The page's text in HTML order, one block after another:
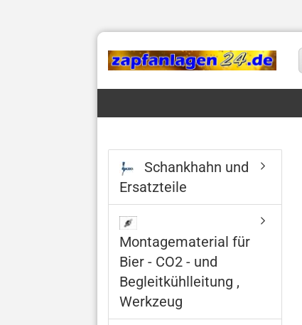
Schankhahn und
Ersatzteile
Montagematerial für
Bier - CO2 - und
Begleitkühlleitung ,
Werkzeug